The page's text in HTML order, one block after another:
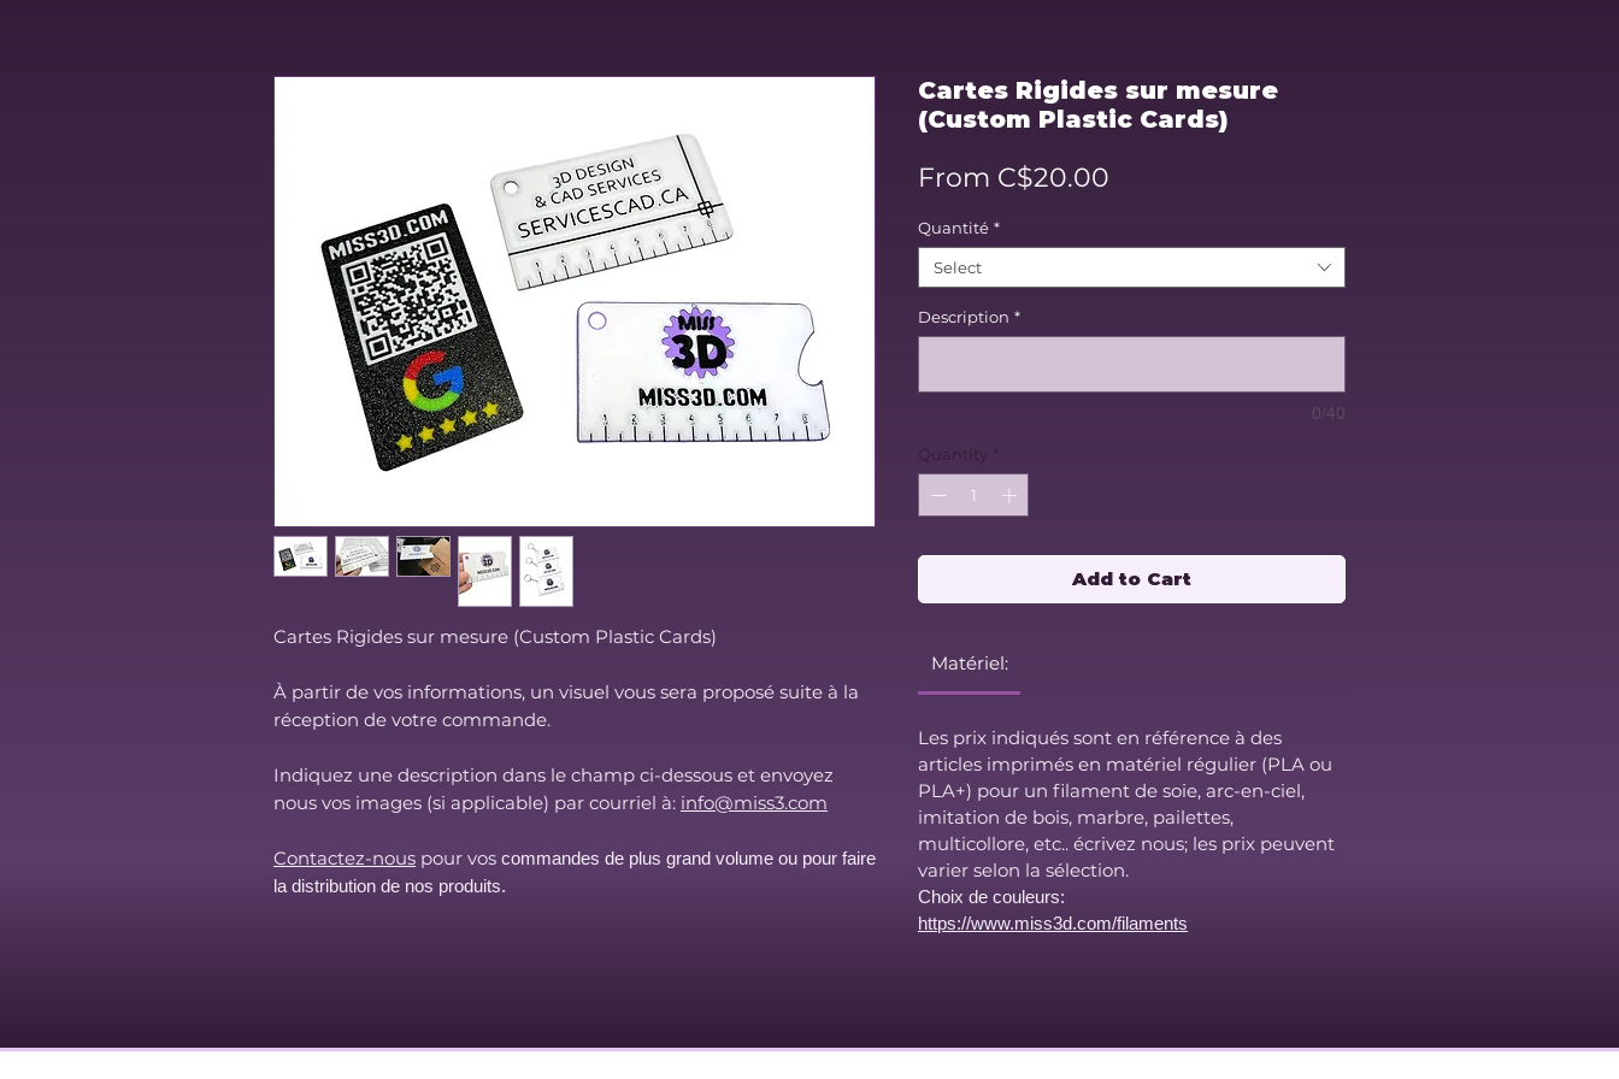
Cartes Rigides sur mesure (Custom Plastic Cards)
À partir de vos informations, un visuel vous sera proposé suite à la
réception de votre commande.
Indiquez une description dans le champ ci-dessous et envoyez
nous vos images (si applicable) par courriel à: info@miss3.com
Contactez-nous pour vos commandes de plus grand volume ou pour faire
la distribution de nos produits.
Cartes Rigides sur mesure
(Custom Plastic Cards)
From C$20.00
Quantité *
Select
Description *
0/40
Quantity *
Add to Cart
Matériel:
Les prix indiqués sont en référence à des
articles imprimés en matériel régulier (PLA ou
PLA+) pour un filament de soie, arc-en-ciel,
imitation de bois, marbre, pailettes,
multicollore, etc.. écrivez nous; les prix peuvent
varier selon la sélection.
Choix de couleurs:
https://www.miss3d.com/filaments